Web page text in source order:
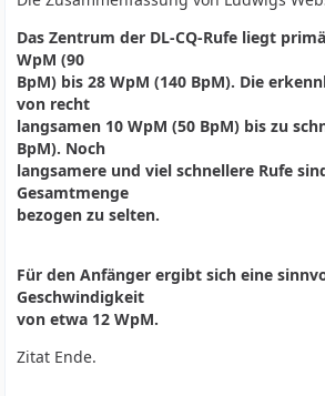
Das Zentrum der DL-CQ-Rufe liegt
WpM (90
BpM) bis 28 WpM (140 BpM). Die
von recht
langsamen 10 WpM (50 BpM) bis zu
BpM). Noch
langsamere und viel schnellere Rufe
Gesamtmenge
bezogen zu selten.
Für den Anfänger ergibt sich eine
Geschwindigkeit
von etwa 12 WpM.
Zitat Ende.